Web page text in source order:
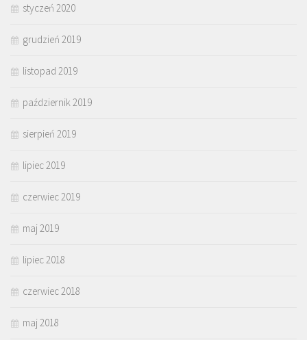
styczeń 2020
grudzień 2019
listopad 2019
październik 2019
sierpień 2019
lipiec 2019
czerwiec 2019
maj 2019
lipiec 2018
czerwiec 2018
maj 2018